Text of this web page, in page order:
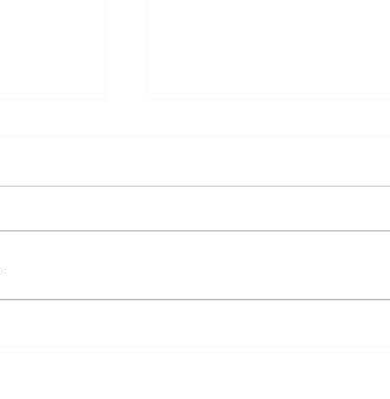
Aprendiendo a